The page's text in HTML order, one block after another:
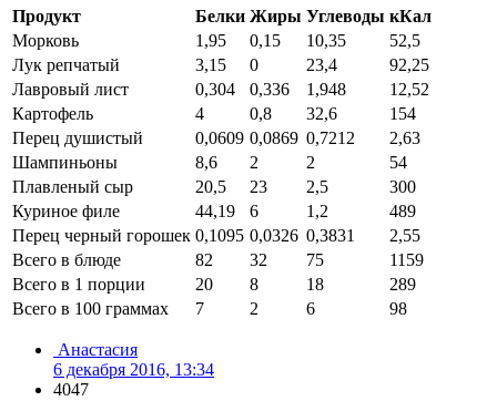
Продукт Белки Жиры Углеводы кКал
Морковь
1,95 0,15 10,35
52,5
Лук репчатый
3,15 0 23,4
92,25
Лавровый лист
0,304 0,336 1,948
12,52
Картофель
4 0,8 32,6
154
Перец душистый
0,0609 0,0869 0,7212
2,63
Шампиньоны
8,6 2 2
54
Плавленый сыр
20,5 23 2,5
300
Куриное филе
44,19 6 1,2
489
Перец черный горошек 0,1095 0,0326 0,3831
2,55
Всего в блюде
82 32 75
1159
Всего в 1 порции
20 8 18
289
Всего в 100 граммах
7 2 6 98
Анастасия
6 декабря 2016, 13:34
4047